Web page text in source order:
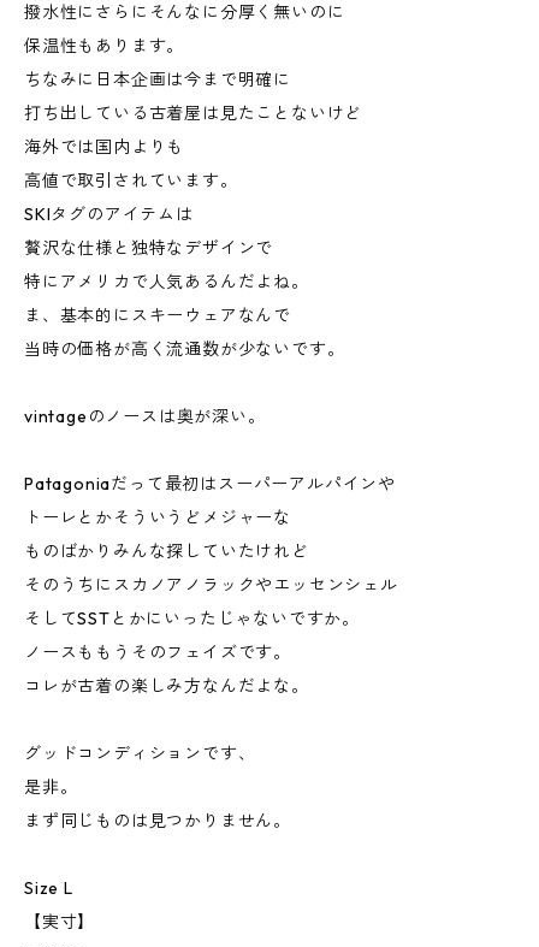
撥水性にさらにそんなに分厚く無いのに
保温性もあります。
ちなみに日本企画は今まで明確に
打ち出している古着屋は見たことないけど
海外では国内よりも
高値で取引されています。
SKIタグのアイテムは
贅沢な仕様と独特なデザインで
特にアメリカで人気あるんだよね。
ま、基本的にスキーウェアなんで
当時の価格が高く流通数が少ないです。
vintageのノースは奥が深い。
Patagoniaだって最初はスーパーアルパインや
トーレとかそういうどメジャーな
ものばかりみんな探していたけれど
そのうちにスカノアノラックやエッセンシェル
そしてSSTとかにいったじゃないですか。
ノースももうそのフェイズです。
コレが古着の楽しみ方なんだよな。
グッドコンディションです、
是非。
まず同じものは見つかりません。
Size L
【実寸】